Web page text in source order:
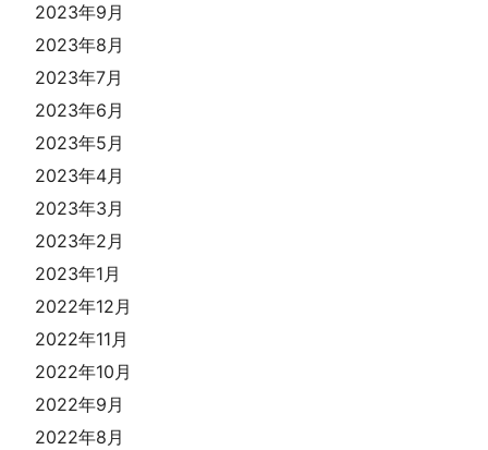
2023年9月
2023年8月
2023年7月
2023年6月
2023年5月
2023年4月
2023年3月
2023年2月
2023年1月
2022年12月
2022年11月
2022年10月
2022年9月
2022年8月